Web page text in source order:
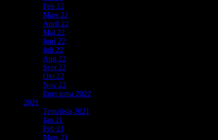
Feb 22
Mars 22
April 22
Maj 22
Juni 22
Juli 22
Aug 22
Sept 22
Okt 22
Nov 22
Eget tema 2022
2021
Temalista 2021
Jan 21
Feb 21
Mars 21